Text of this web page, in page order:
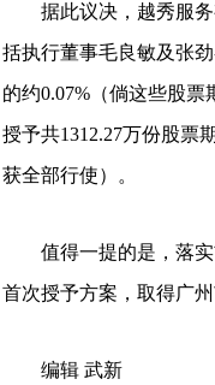
据此议决，越秀服
括执行董事毛良敏及张
的约0.07%（倘这些股
授予共1312.27万份股票
获全部行使）。
值得一提的是，落
首次授予方案，取得广州
编辑 武新